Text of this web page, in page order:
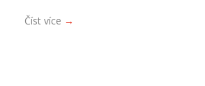
Číst více →